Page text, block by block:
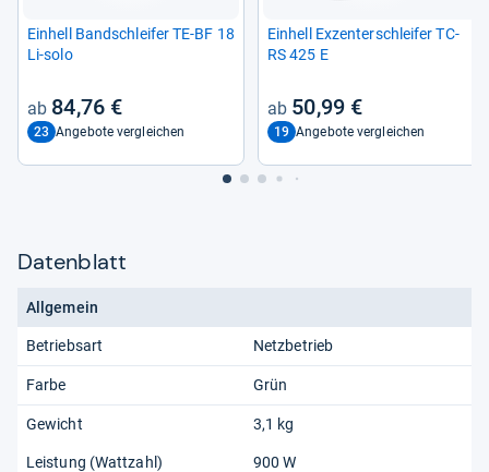
Ein­hell Band­schlei­fer TE-​BF 18
Li-​solo
84,76 €
23 Angebote vergleichen
Ein­hell Exzen­ter­schlei­fer TC-​
RS 425 E
50,99 €
19 Angebote vergleichen
Datenblatt
Allgemein
Betriebsart Netzbetrieb
Farbe Grün
Gewicht 3,1 kg
Leistung (Wattzahl) 900 W